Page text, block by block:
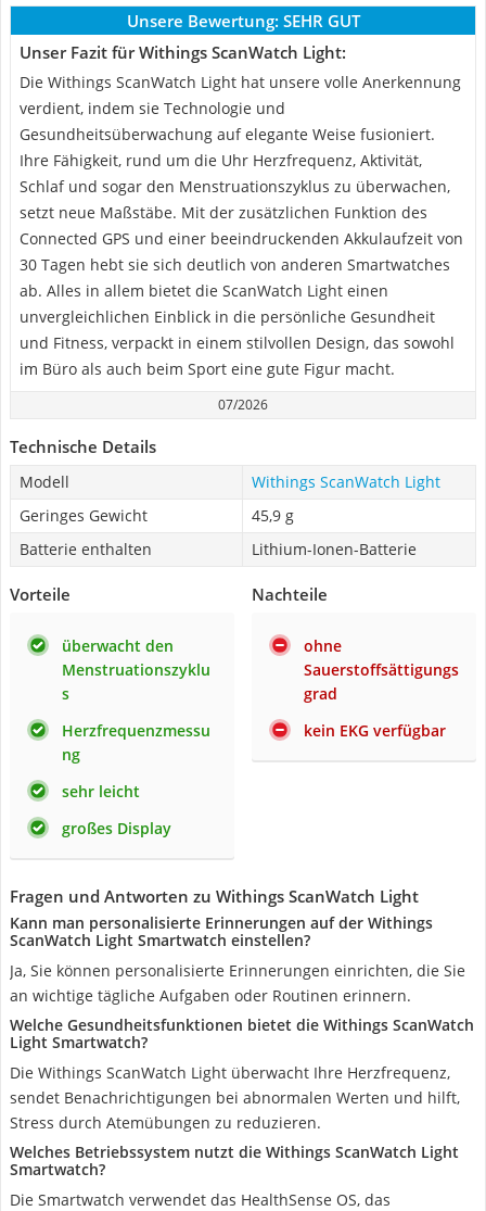
Unsere Bewertung: SEHR GUT
Unser Fazit für Withings ScanWatch Light:
Die Withings ScanWatch Light hat unsere volle Anerkennung
verdient, indem sie Technologie und
Gesundheitsüberwachung auf elegante Weise fusioniert.
Ihre Fähigkeit, rund um die Uhr Herzfrequenz, Aktivität,
Schlaf und sogar den Menstruationszyklus zu überwachen,
setzt neue Maßstäbe. Mit der zusätzlichen Funktion des
Connected GPS und einer beeindruckenden Akkulaufzeit von
30 Tagen hebt sie sich deutlich von anderen Smartwatches
ab. Alles in allem bietet die ScanWatch Light einen
unvergleichlichen Einblick in die persönliche Gesundheit
und Fitness, verpackt in einem stilvollen Design, das sowohl
im Büro als auch beim Sport eine gute Figur macht.
07/2026
Technische Details
Modell
Withings ScanWatch Light
Geringes Gewicht
45,9 g
Batterie enthalten
Lithium-Ionen-Batterie
Vorteile
überwacht den
Menstruationszyklu
s
Herzfrequenzmessu
ng
sehr leicht
großes Display
Nachteile
ohne
Sauerstoffsättigungs
grad
kein EKG verfügbar
Fragen und Antworten zu Withings ScanWatch Light
Kann man personalisierte Erinnerungen auf der Withings
ScanWatch Light Smartwatch einstellen?
Ja, Sie können personalisierte Erinnerungen einrichten, die Sie
an wichtige tägliche Aufgaben oder Routinen erinnern.
Welche Gesundheitsfunktionen bietet die Withings ScanWatch
Light Smartwatch?
Die Withings ScanWatch Light überwacht Ihre Herzfrequenz,
sendet Benachrichtigungen bei abnormalen Werten und hilft,
Stress durch Atemübungen zu reduzieren.
Welches Betriebssystem nutzt die Withings ScanWatch Light
Smartwatch?
Die Smartwatch verwendet das HealthSense OS, das